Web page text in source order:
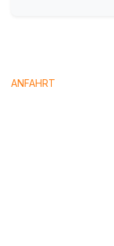
ANFAHRT